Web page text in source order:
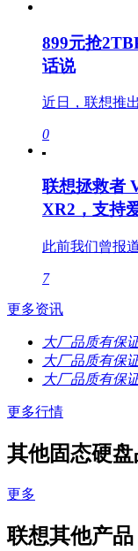
899元抢
话说
近日，联想推
0
联想拯救者
XR2，支持
此前我们曾报
7
更多资讯
大厂品质有保
大厂品质有保
大厂品质有保
更多行情
其他固态硬
更多
联想其他产品